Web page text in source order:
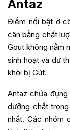
Antaz
Điểm nổi bật ở
cân bằng chất
Gout không nằm
sinh hoạt và dư
khỏi bị Gút.
Antaz chứa
dưỡng chất
nhất. Các nhóm